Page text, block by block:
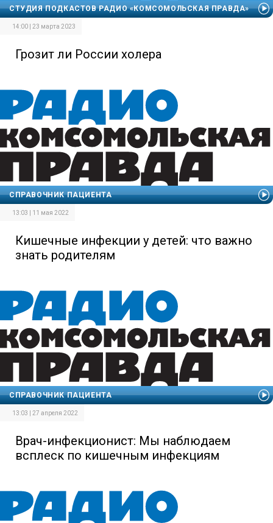
СТУДИЯ ПОДКАСТОВ РАДИО «КОМСОМОЛЬСКАЯ ПРАВДА»
14:00 | 23 марта 2023
Грозит ли России холера
СПРАВОЧНИК ПАЦИЕНТА
13:03 | 11 мая 2022
Кишечные инфекции у детей: что важно
знать родителям
СПРАВОЧНИК ПАЦИЕНТА
13:03 | 27 апреля 2022
Врач-инфекционист: Мы наблюдаем
всплеск по кишечным инфекциям